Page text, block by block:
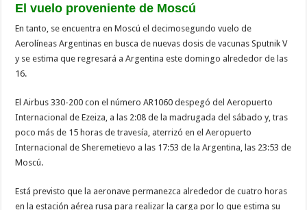
El vuelo proveniente de Moscú
En tanto, se encuentra en Moscú el decimosegundo vuelo de
Aerolíneas Argentinas en busca de nuevas dosis de vacunas Sputnik V
y se estima que regresará a Argentina este domingo alrededor de las
16.
El Airbus 330-200 con el número AR1060 despegó del Aeropuerto
Internacional de Ezeiza, a las 2:08 de la madrugada del sábado y, tras
poco más de 15 horas de travesía, aterrizó en el Aeropuerto
Internacional de Sheremetievo a las 17:53 de la Argentina, las 23:53 de
Moscú.
Está previsto que la aeronave permanezca alrededor de cuatro horas
en la estación aérea rusa para realizar la carga por lo que estima su